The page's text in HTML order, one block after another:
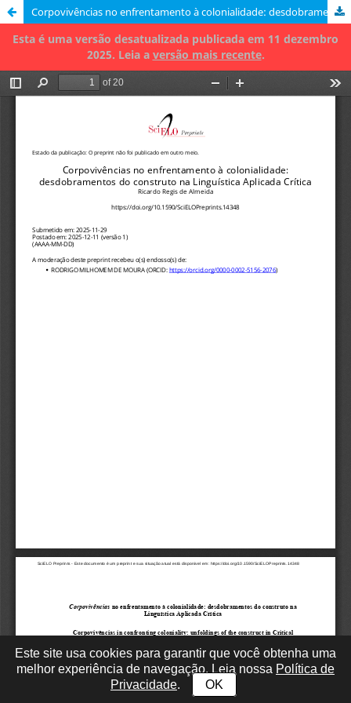
Corpovivências no enfrentamento à colonialidade: desdobramentos do construto na Linguística Aplicada Crítica
Esta é uma versão desatualizada publicada em 11 dezembro
2025. Leia a versão mais recente.
Este site usa cookies para garantir que você obtenha uma
melhor experiência de navegação. Leia nossa Política de
Privacidade. OK